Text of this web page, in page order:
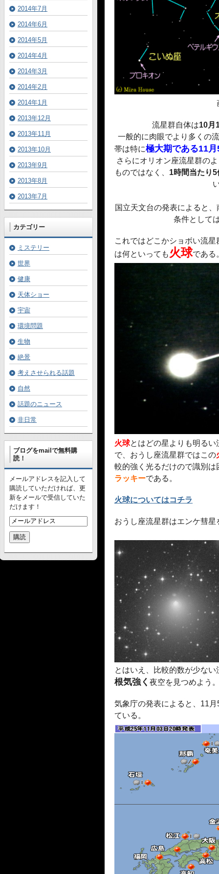
流星群自体は10月
一般的に肉眼でより多くの
帯は特に極大期である11
さらにオリオン座流星群の
ものではなく、 1時間当たり5
国立天文台の発表によると
条件として
これではどこかショボい流
は何といっても 火球である
火球とはどの星よりも明る
で、 おうし座流星群ではこの
較的強く光るだけので識別
ラッキーである。
火球についてはコチラ
おうし座流星群はエンケ彗
とはいえ、比較的数が少な
根気強く 夜空を見つめよう
気象庁の発表によると、11
ている。
2014年7月
2014年6月
2014年5月
2014年4月
2014年3月
2014年2月
2014年1月
2013年12月
2013年11月
2013年10月
2013年9月
2013年8月
2013年7月
カテゴリー
ミステリー
世界
健康
天体ショー
宇宙
環境問題
生物
絶景
考えさせられる話題
自然
話題のニュース
非日常
ブログをmailで無料購
読！
メールアドレスを記入して
購読していただければ、更
新をメールで受信していた
だけます！